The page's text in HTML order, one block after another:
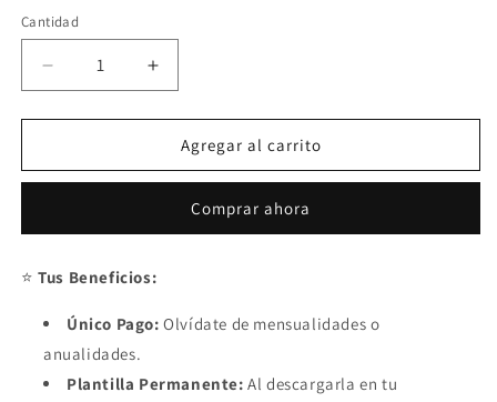
Cantidad
Reducir
cantidad
para
y
Remisiones
Excel
(Windows
y
MAC)
Aumentar
cantidad
para
Control
y
Remisiones
Excel
(Windows
MAC)
Agregar al carrito
Comprar ahora
⭐Tus Beneficios:
Único Pago: Olvídate de mensualidades o
anualidades.
Plantilla Permanente: Al descargarla en tu